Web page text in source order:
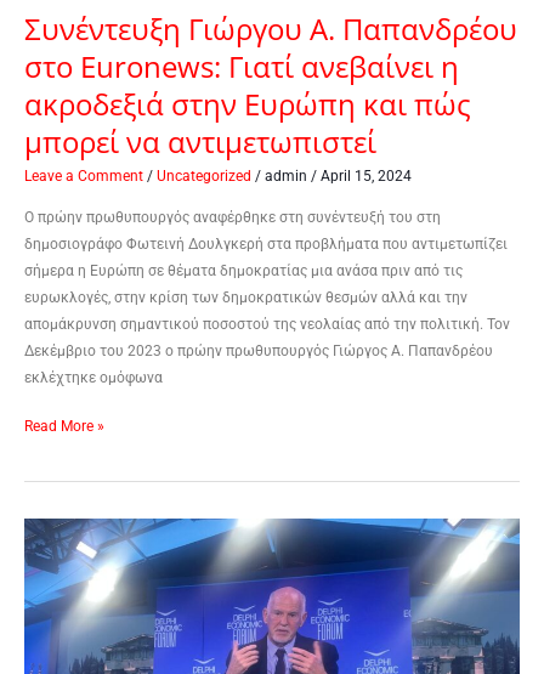
Συνέντευξη Γιώργου Α. Παπανδρέου
στο Euronews: Γιατί ανεβαίνει η
ακροδεξιά στην Ευρώπη και πώς
μπορεί να αντιμετωπιστεί
Leave a Comment / Uncategorized / admin / April 15, 2024
Ο πρώην πρωθυπουργός αναφέρθηκε στη συνέντευξή του στη
δημοσιογράφο Φωτεινή Δουλγκερή στα προβλήματα που αντιμετωπίζει
σήμερα η Ευρώπη σε θέματα δημοκρατίας μια ανάσα πριν από τις
ευρωκλογές, στην κρίση των δημοκρατικών θεσμών αλλά και την
απομάκρυνση σημαντικού ποσοστού της νεολαίας από την πολιτική. Τον
Δεκέμβριο του 2023 ο πρώην πρωθυπουργός Γιώργος Α. Παπανδρέου
εκλέχτηκε ομόφωνα
και
πώς
να
αντιμετωπιστεί
Read More »
Συζήτηση
Γιώργου
Α.
Παπανδρέου
Stefan